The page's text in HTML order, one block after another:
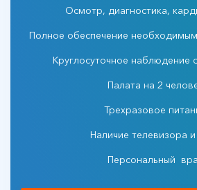
Осмотр, диагностика,
Полное обеспечение
Круглосуточное наблюдение
Палата на 2
Трехразовое
Наличие телевизора
Персональный